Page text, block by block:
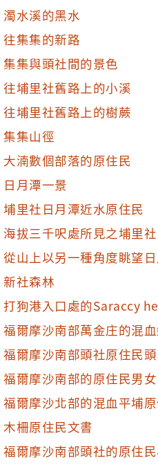
濁水溪的黑水
往集集的新路
集集與頭社間的景色
往埔里社舊路上的小溪
往埔里社舊路上的樹蕨
集集山徑
大湳數個部落的原住民
日月潭一景
埔里社日月潭近水原住民
海拔三千呎處所見之埔里
從山上以另一種角度眺望
新社森林
打狗港入口處的Saraccy
福爾摩沙南部萬金庄的混
福爾摩沙南部頭社原住民
福爾摩沙南部的原住民男女
福爾摩沙北部的混血平埔
木柵原住民文書
福爾摩沙南部頭社的原住